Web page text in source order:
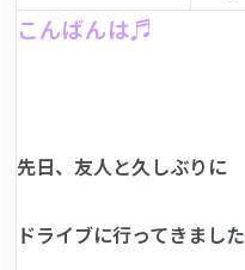
こんばんは♬
先日、友人と久しぶりに
ドライブに行ってきました